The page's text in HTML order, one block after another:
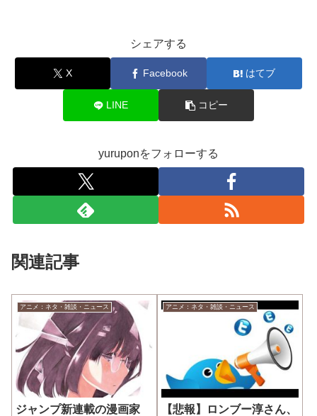
シェアする
X Facebook はてブ
LINE コピー
yuruponをフォローする
関連記事
アニメ：ネタ・雑談・ニュース
ジャンプ新連載の漫画家
アニメ：ネタ・雑談・ニュース
【悲報】ロンブー淳さん、